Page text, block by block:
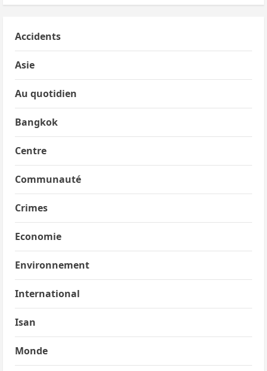
Accidents
Asie
Au quotidien
Bangkok
Centre
Communauté
Crimes
Economie
Environnement
International
Isan
Monde